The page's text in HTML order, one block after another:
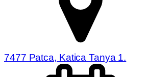
7477 Patca, Katica Tanya 1.